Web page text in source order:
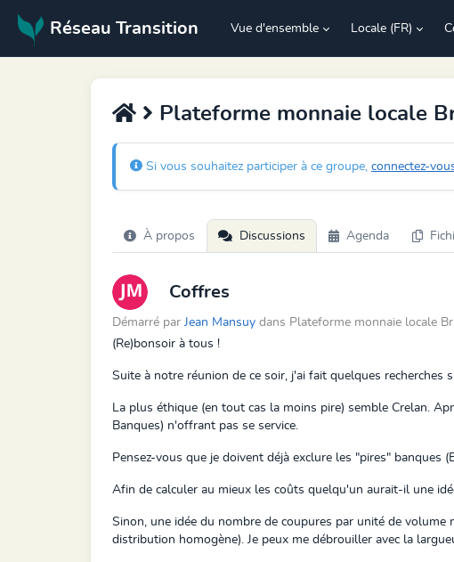
Réseau Transition Vue d'ensemble Locale (FR)
Plateforme monnaie locale
Si vous souhaitez participer à ce groupe, connectez-
À propos Discussions Agenda
Coffres
Démarré par Jean Mansuy dans Plateforme monnaie locale
(Re)bonsoir à tous !
Suite à notre réunion de ce soir, j'ai fait quelques recherches
La plus éthique (en tout cas la moins pire) semble Crelan.
Banques) n'offrant pas se service.
Pensez-vous que je doivent déjà exclure les "pires" banques
Afin de calculer au mieux les coûts quelqu'un aurait-il une
Sinon, une idée du nombre de coupures par unité de
distribution homogène). Je peux me débrouiller avec la